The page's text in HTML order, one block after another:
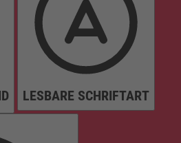
LESBARE SCHRIFTART